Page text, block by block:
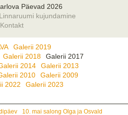
Päevad 2026
Linnaruumi kujundamine
Kontakt
Galerii 2019
Galerii 2018
Galerii 2017
2014
Galerii 2013
2010
Galerii 2009
2022
Galerii 2023
10. mai salong Olga ja Osvald